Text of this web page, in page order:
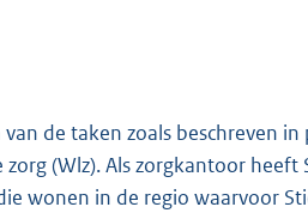
de taken zoals beschreven in
(Wlz). Als zorgkantoor heeft
wonen in de regio waarvoor